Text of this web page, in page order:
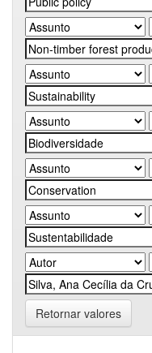
Retornar valores